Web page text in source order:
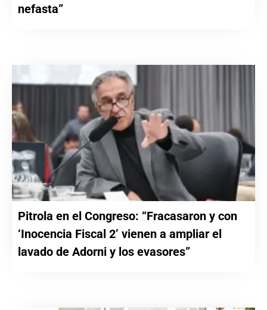
nefasta”
Pitrola en el Congreso: “Fracasaron y con
‘Inocencia Fiscal 2’ vienen a ampliar el
lavado de Adorni y los evasores”